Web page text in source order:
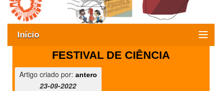
Início
Oferta formativa
FESTIVAL DE CIÊNCIA
Artigo criado por: antero
23-09-2022